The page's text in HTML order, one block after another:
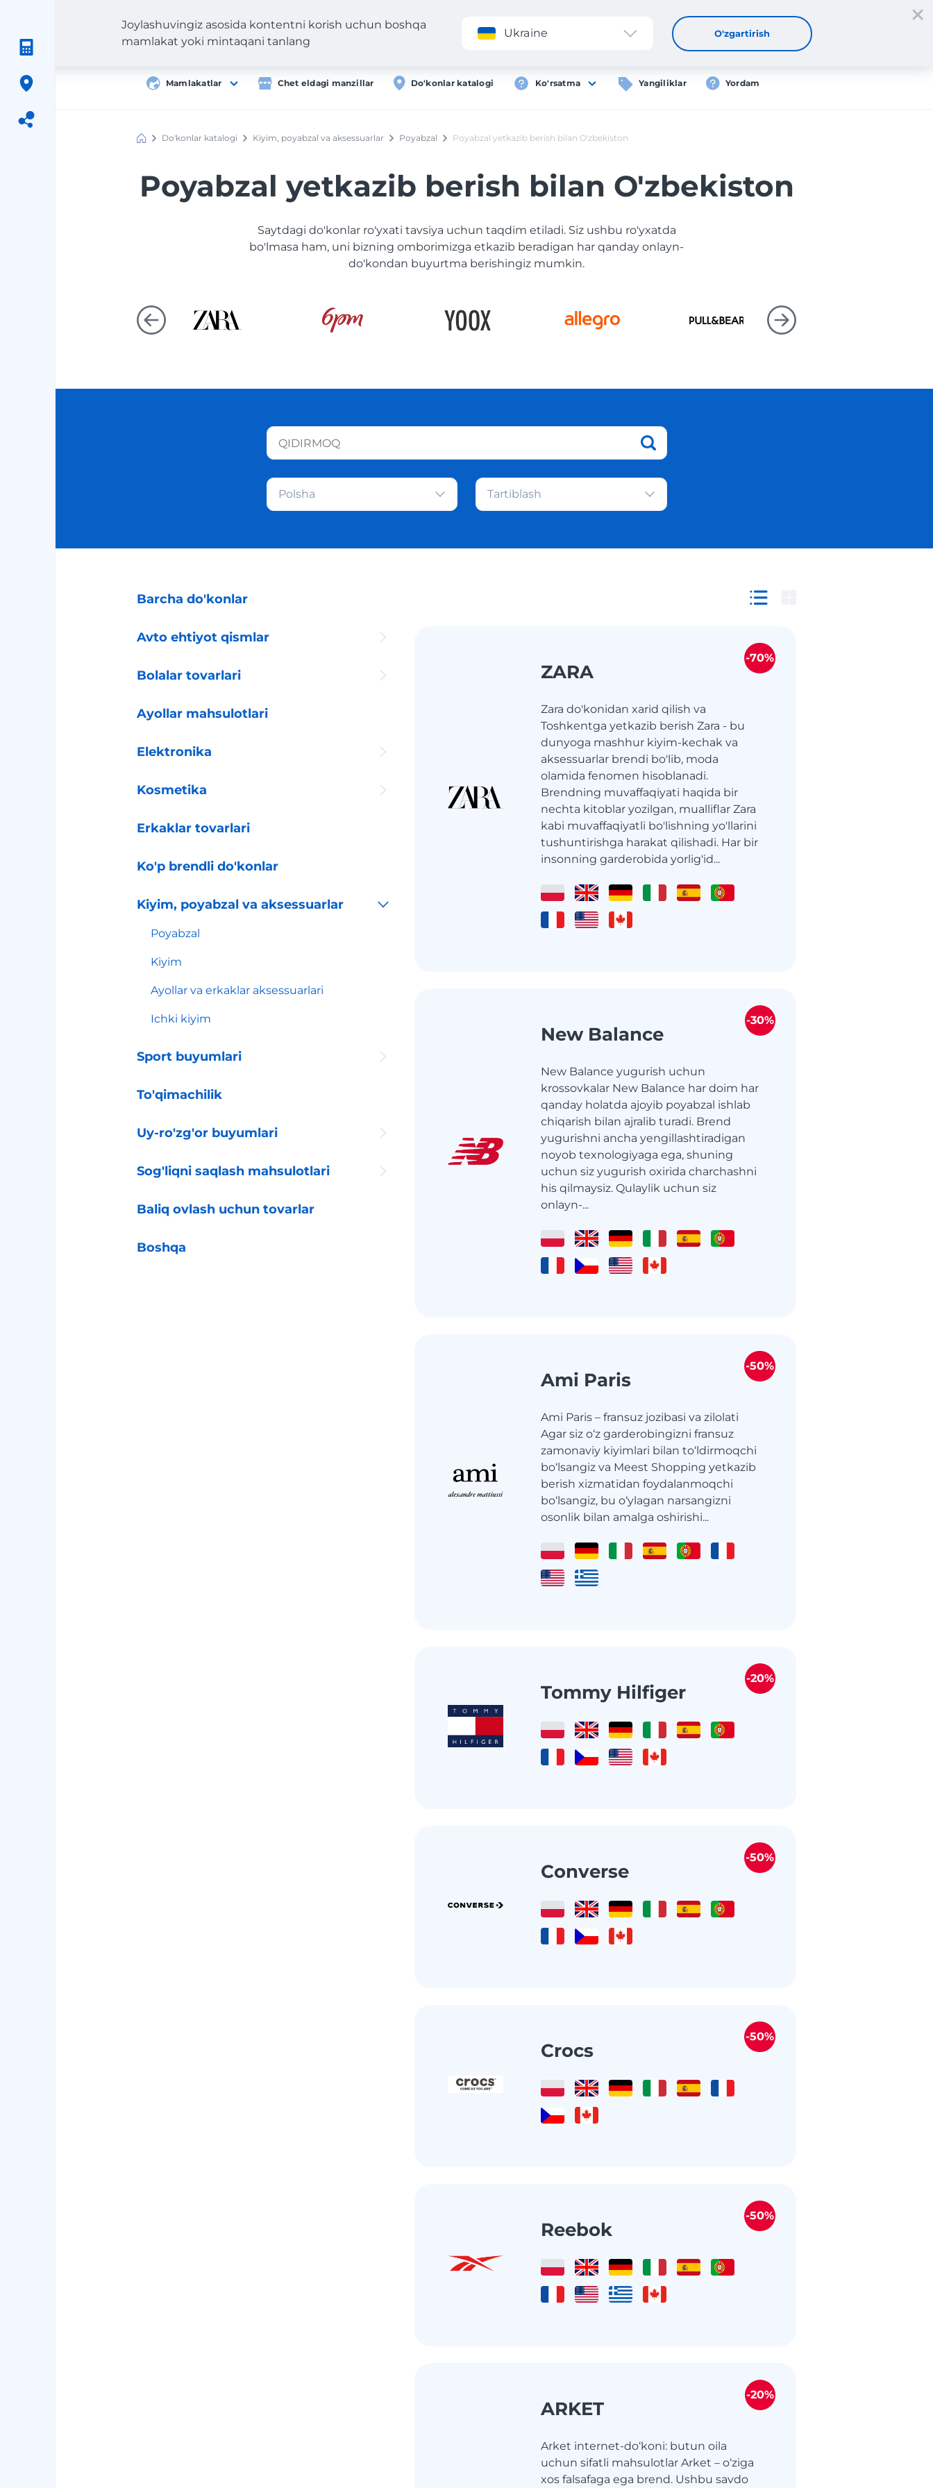
Ilova Roʻyxatdan oʻtish Kirish UZ
Mamlakatlar Chet eldagi manzillar Do'konlar katalogi Ko'rsatma Yangiliklar Yordam
Joylashuvingiz asosida kontentni korish uchun boshqa
mamlakat yoki mintaqani tanlang
Ukraine O'zgartirish
Meest
Do'konlar katalogi Kiyim, poyabzal va aksessuarlar Poyabzal Poyabzal yetkazib berish bilan O'zbekiston
Poyabzal yetkazib berish bilan O'zbekiston
Saytdagi do'konlar ro'yxati tavsiya uchun taqdim etiladi. Siz ushbu ro'yxatda
bo'lmasa ham, uni bizning omborimizga etkazib beradigan har qanday onlayn-
do'kondan buyurtma berishingiz mumkin.
Polsha Tartiblash
Barcha do'konlar
Avto ehtiyot qismlar
Bolalar tovarlari
Ayollar mahsulotlari
Elektronika
Kosmetika
Erkaklar tovarlari
Ko'p brendli do'konlar
Kiyim, poyabzal va aksessuarlar
Poyabzal
Kiyim
Ayollar va erkaklar aksessuarlari
Ichki kiyim
Sport buyumlari
To'qimachilik
Uy-ro'zg'or buyumlari
Sog'liqni saqlash mahsulotlari
Baliq ovlash uchun tovarlar
Boshqa
ZARA
Zara do'konidan xarid qilish va
Toshkentga yetkazib berish Zara - bu
dunyoga mashhur kiyim-kechak va
aksessuarlar brendi bo'lib, moda
olamida fenomen hisoblanadi.
Brendning muvaffaqiyati haqida bir
nechta kitoblar yozilgan, mualliflar Zara
kabi muvaffaqiyatli bo'lishning yo'llarini
tushuntirishga harakat qilishadi. Har bir
insonning garderobida yorlig'id...
-70%
New Balance
New Balance yugurish uchun
krossovkalar New Balance har doim har
qanday holatda ajoyib poyabzal ishlab
chiqarish bilan ajralib turadi. Brend
yugurishni ancha yengillashtiradigan
noyob texnologiyaga ega, shuning
uchun siz yugurish oxirida charchashni
his qilmaysiz. Qulaylik uchun siz
onlayn-...
-30%
Ami Paris
Ami Paris – fransuz jozibasi va zilolati
Agar siz o‘z garderobingizni fransuz
zamonaviy kiyimlari bilan to‘ldirmoqchi
bo‘lsangiz va Meest Shopping yetkazib
berish xizmatidan foydalanmoqchi
bo‘lsangiz, bu o‘ylagan narsangizni
osonlik bilan amalga oshirishi...
-50%
Tommy Hilfiger
-20%
Converse
-50%
Crocs
-50%
Reebok
-50%
ARKET
Arket internet-do‘koni: butun oila
uchun sifatli mahsulotlar Arket – o‘ziga
xos falsafaga ega brend. Ushbu savdo
-20%